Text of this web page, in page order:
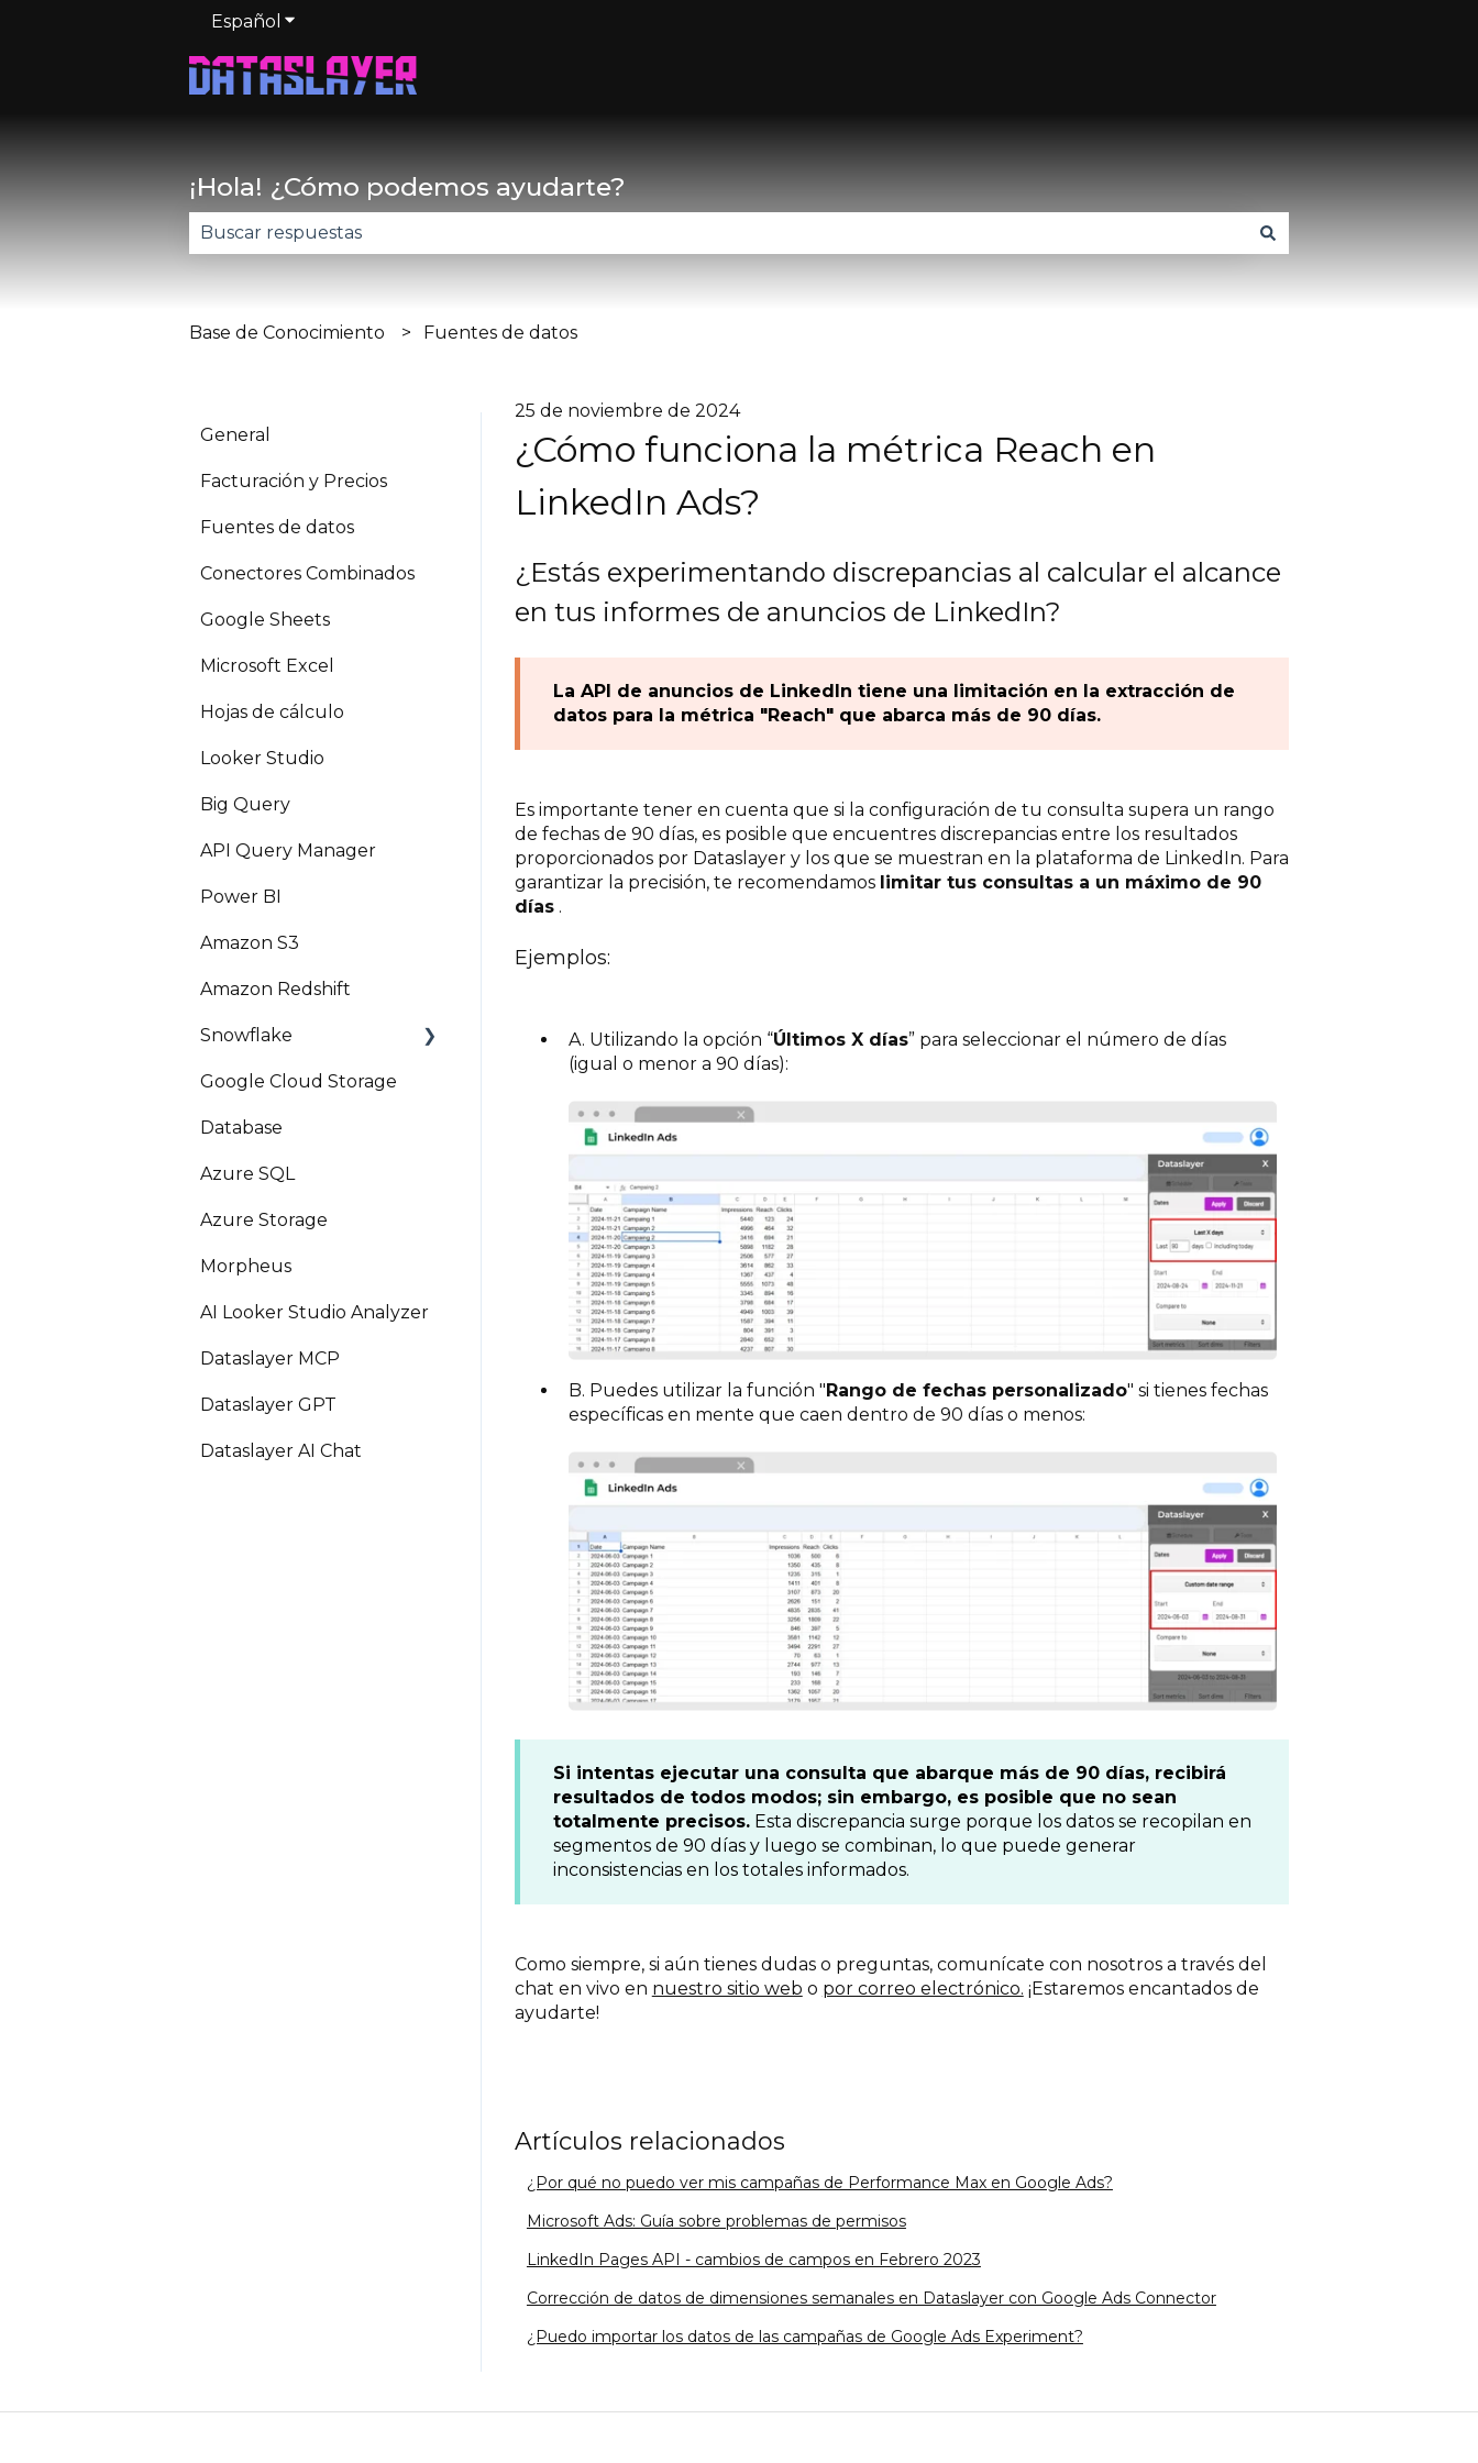
Español Traducciones de Mostrar submenú de
¡Hola! ¿Cómo podemos ayudarte?
Base de Conocimiento Fuentes de datos
25 de noviembre de 2024
¿Cómo funciona la métrica Reach en
LinkedIn Ads?
¿Estás experimentando discrepancias al calcular el alcance
en tus informes de anuncios de LinkedIn?
La API de anuncios de LinkedIn tiene una limitación en la extracción de
datos para la métrica "Reach" que abarca más de 90 días.
Es importante tener en cuenta que si la configuración de tu consulta supera un rango
de fechas de 90 días, es posible que encuentres discrepancias entre los resultados
proporcionados por Dataslayer y los que se muestran en la plataforma de LinkedIn. Para
garantizar la precisión, te recomendamos limitar tus consultas a un máximo de 90
días.
Ejemplos:
A. Utilizando la opción “Últimos X días” para seleccionar el número de días
(igual o menor a 90 días):
B. Puedes utilizar la función "Rango de fechas personalizado" si tienes fechas
específicas en mente que caen dentro de 90 días o menos:
Si intentas ejecutar una consulta que abarque más de 90 días, recibirá
resultados de todos modos; sin embargo, es posible que no sean
totalmente precisos.Esta discrepancia surge porque los datos se recopilan en
segmentos de 90 días y luego se combinan, lo que puede generar
inconsistencias en los totales informados.
Como siempre, si aún tienes dudas o preguntas, comunícate con nosotros a través del
chat en vivo en nuestro sitio web o por correo electrónico. ¡Estaremos encantados de
ayudarte!
Artículos relacionados
¿Por qué no puedo ver mis campañas de Performance Max en Google Ads?
Microsoft Ads: Guía sobre problemas de permisos
LinkedIn Pages API - cambios de campos en Febrero 2023
Corrección de datos de dimensiones semanales en Dataslayer con Google Ads Connector
¿Puedo importar los datos de las campañas de Google Ads Experiment?
General
Facturación y Precios
Fuentes de datos
Conectores Combinados
Google Sheets
Microsoft Excel
Hojas de cálculo
Looker Studio
Big Query
API Query Manager
Power BI
Amazon S3
Amazon Redshift
Snowflake
Marketplace
Google Cloud Storage
Database
Azure SQL
Azure Storage
Morpheus
AI Looker Studio Analyzer
Dataslayer MCP
Dataslayer GPT
Dataslayer AI Chat